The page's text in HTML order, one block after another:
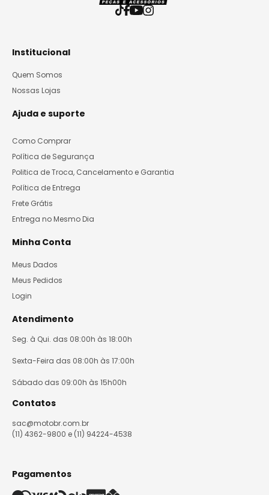
Institucional
Quem Somos
Nossas Lojas
Ajuda e suporte
Como Comprar
Política de Segurança
Politica de Troca, Cancelamento e Garantia
Política de Entrega
Frete Grátis
Entrega no Mesmo Dia
Minha Conta
Meus Dados
Meus Pedidos
Login
Atendimento
Seg. à Qui. das 08:00h às 18:00h
Sexta-Feira das 08:00h às 17:00h
Sábado das 09:00h às 15h00h
Contatos
sac@motobr.com.br
(11) 4362-9800 e (11) 94224-4538
Pagamentos